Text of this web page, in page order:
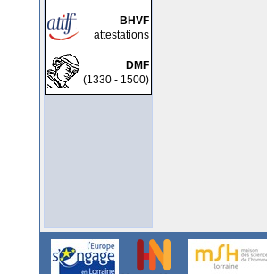
BHVF
attestations
DMF
(1330 - 1500)